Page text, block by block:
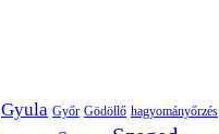
Gyula Győr Gödöllő hagyományőrzés